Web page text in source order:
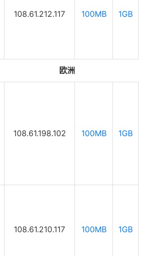
108.61.212.117 100MB 1GB
欧洲
108.61.198.102 100MB 1GB
108.61.210.117 100MB 1GB